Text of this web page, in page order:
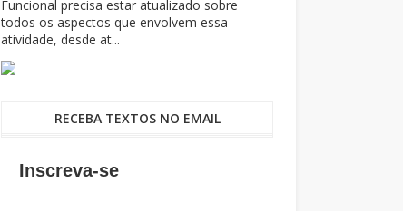
Funcional precisa estar atualizado sobre
todos os aspectos que envolvem essa
atividade, desde at...
RECEBA TEXTOS NO EMAIL
Inscreva-se